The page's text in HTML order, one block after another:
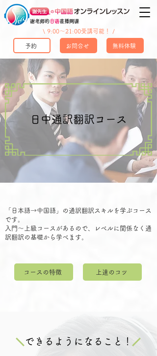
無料体験
予約 お問合せ
\ 9:00〜21:00受講可能！ /
谢老师的 日语直播网课
日中通訳翻訳コース
「日本語→中国語」の通訳翻訳スキルを学ぶコース
です。
入門～上級コースがあるので、レベルに関係なく通
訳翻訳の基礎から学べます。
コースの特徴 上達のコツ
できるようになること！